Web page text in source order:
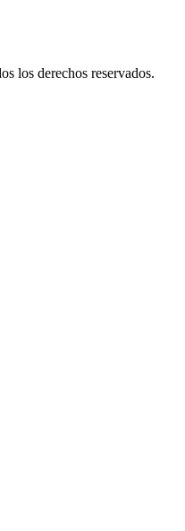
los derechos reservados.